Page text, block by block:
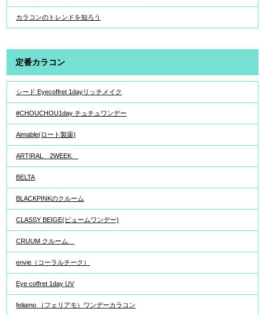
カラコンのトレンドを知ろう
定番カラコン
シード Eyecoffret 1dayリッチメイク
#CHOUCHOU1day チュチュワンデー
Aimable(ロート製薬)
ARTIRAL 2WEEK
BELTA
BLACKPINKのクルーム
CLASSY BEIGE(ビュームワンデー)
CRUUM クルーム
envie（コーラルチーク）
Eye coffret 1day UV
feliamo （フェリアモ）ワンデーカラコン